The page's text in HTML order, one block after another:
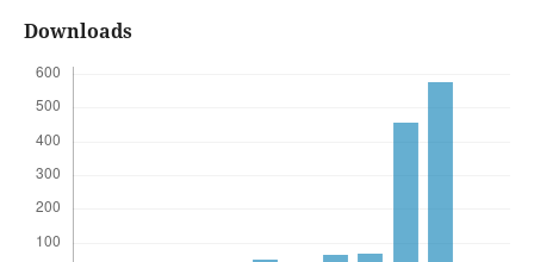
Downloads